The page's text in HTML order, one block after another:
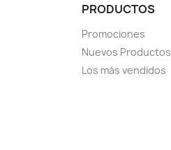
PRODUCTOS
Promociones
Nuevos Productos
Los más vendidos